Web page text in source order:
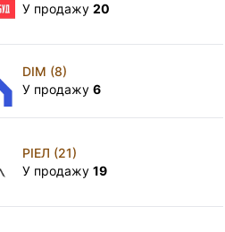
У продажу20
DIM (8)
У продажу6
РІЕЛ (21)
У продажу19